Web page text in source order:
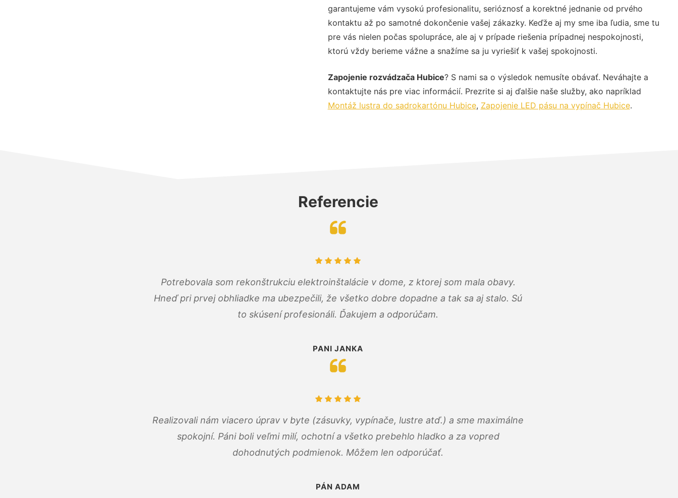
garantujeme vám vysokú profesionalitu, serióznosť a korektné jednanie od prvého
kontaktu až po samotné dokončenie vašej zákazky. Keďže aj my sme iba ľudia, sme tu
pre vás nielen počas spolupráce, ale aj v prípade riešenia prípadnej nespokojnosti,
ktorú vždy berieme vážne a snažíme sa ju vyriešiť k vašej spokojnosti.
Zapojenie rozvádzača Hubice? S nami sa o výsledok nemusíte obávať. Neváhajte a
kontaktujte nás pre viac informácií. Prezrite si aj ďalšie naše služby, ako napríklad
Montáž lustra do sadrokartónu Hubice, Zapojenie LED pásu na vypínač Hubice.
Referencie
Potrebovala som rekonštrukciu elektroinštalácie v dome, z ktorej som mala obavy.
Hneď pri prvej obhliadke ma ubezpečili, že všetko dobre dopadne a tak sa aj stalo. Sú
to skúsení profesionáli. Ďakujem a odporúčam.
PANI JANKA
Realizovali nám viacero úprav v byte (zásuvky, vypínače, lustre atď.) a sme maximálne
spokojní. Páni boli veľmi milí, ochotní a všetko prebehlo hladko a za vopred
dohodnutých podmienok. Môžem len odporúčať.
PÁN ADAM